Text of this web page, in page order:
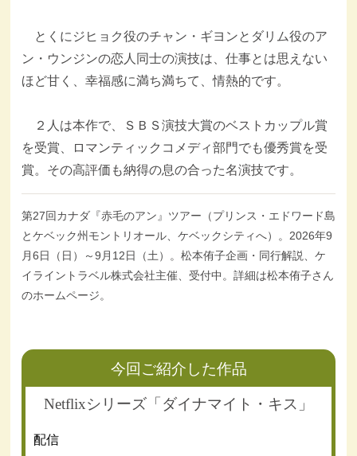
とくにジヒョク役のチャン・ギヨンとダリム役のア
ン・ウンジンの恋人同士の演技は、仕事とは思えない
ほど甘く、幸福感に満ち満ちて、情熱的です。
２人は本作で、ＳＢＳ演技大賞のベストカップル賞
を受賞、ロマンティックコメディ部門でも優秀賞を受
賞。その高評価も納得の息の合った名演技です。
第27回カナダ『赤毛のアン』ツアー（プリンス・エドワード島
とケベック州モントリオール、ケベックシティへ）。2026年9
月6日（日）～9月12日（土）。松本侑子企画・同行解説、ケ
イライントラベル株式会社主催、受付中。詳細は松本侑子さん
のホームページ。
今回ご紹介した作品
Netflixシリーズ「ダイナマイト・キス」
配信